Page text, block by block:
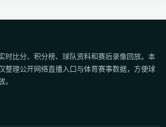
时比分、积分榜、球队资料和赛后录像回放。本
整理公开网络直播入口与体育赛事数据，方便球